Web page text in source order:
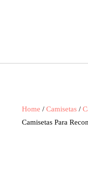
Home / Camisetas/
Camisetas Para